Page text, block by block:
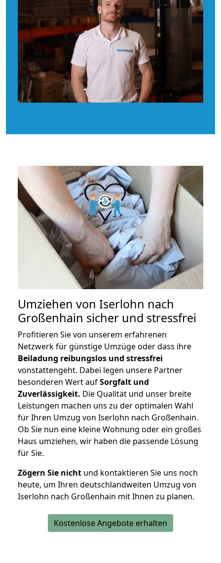
Umziehen von Iserlohn nach
Großenhain sicher und stressfrei
Profitieren Sie von unserem erfahrenen
Netzwerk für günstige Umzüge oder dass ihre
Beiladung reibungslos und stressfrei
vonstattengeht. Dabei legen unsere Partner
besonderen Wert aufSorgfalt und
Zuverlässigkeit. Die Qualität und unser breite
Leistungen machen uns zu der optimalen Wahl
für Ihren Umzug von Iserlohn nach Großenhain.
Ob Sie nun eine kleine Wohnung oder ein großes
Haus umziehen, wir haben die passende Lösung
für Sie.
Zögern Sie nicht und kontaktieren Sie uns noch
heute, um Ihren deutschlandweiten Umzug von
Iserlohn nach Großenhain mit Ihnen zu planen.
Kostenlose Angebote erhalten